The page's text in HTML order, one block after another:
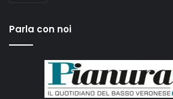
Parla con noi